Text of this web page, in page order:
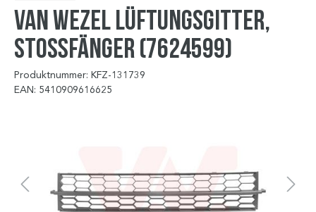
VAN WEZEL Lüftungsgitter,
Stoßfänger (7624599)
Produktnummer: KFZ-131739
EAN: 5410909616625